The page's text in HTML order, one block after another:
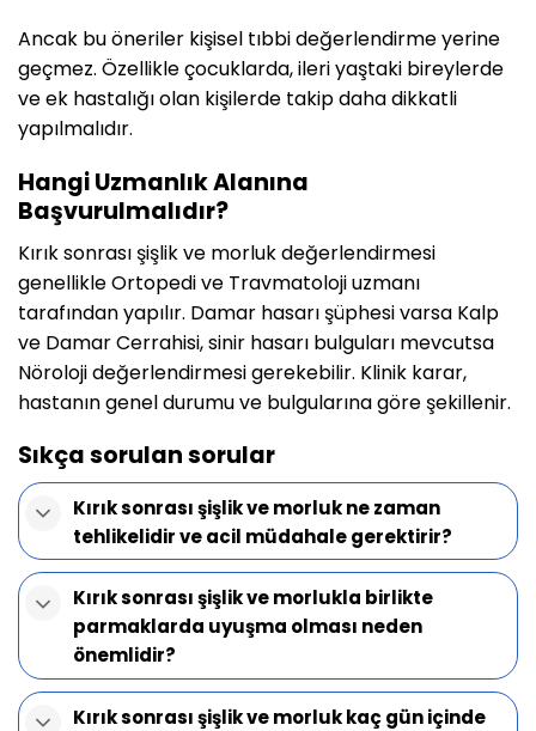
Ancak bu öneriler kişisel tıbbi değerlendirme yerine
geçmez. Özellikle çocuklarda, ileri yaştaki bireylerde
ve ek hastalığı olan kişilerde takip daha dikkatli
yapılmalıdır.
Hangi Uzmanlık Alanına
Başvurulmalıdır?
Kırık sonrası şişlik ve morluk değerlendirmesi
genellikle Ortopedi ve Travmatoloji uzmanı
tarafından yapılır. Damar hasarı şüphesi varsa Kalp
ve Damar Cerrahisi, sinir hasarı bulguları mevcutsa
Nöroloji değerlendirmesi gerekebilir. Klinik karar,
hastanın genel durumu ve bulgularına göre şekillenir.
Sıkça sorulan sorular
Kırık sonrası şişlik ve morluk ne zaman
tehlikelidir ve acil müdahale gerektirir?
Kırık sonrası şişlik ve morlukla birlikte
parmaklarda uyuşma olması neden
önemlidir?
Kırık sonrası şişlik ve morluk kaç gün içinde